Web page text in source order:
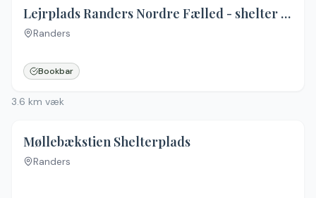
Lejrplads Randers Nordre Fælled - shelter nr. 2 (ikke bookbar)
Randers
Bookbar
3.6 km væk
Møllebækstien Shelterplads
Randers